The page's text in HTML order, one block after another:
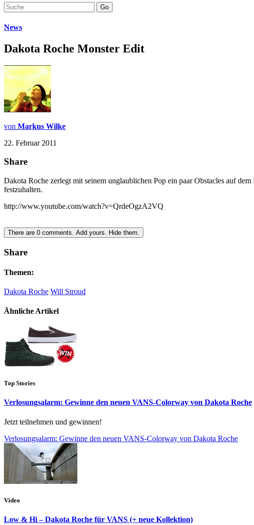
Go
News
Dakota Roche Monster Edit
von Markus Wilke
22. Februar 2011
Share
Dakota Roche zerlegt mit seinem unglaublichen Pop ein paar Obstacles auf
festzuhalten.
http://www.youtube.com/watch?v=QrdeOgzA2VQ
There are 0 comments. Add yours. Hide them.
Share
Themen:
Dakota Roche Will Stroud
Ähnliche Artikel
Top Stories
Verlosungsalarm: Gewinne den neuen VANS-Colorway von Dakota Roche
Jetzt teilnehmen und gewinnen!
Verlosungsalarm: Gewinne den neuen VANS-Colorway von Dakota Roche
Video
Low & Hi – Dakota Roche für VANS (+ neue Kollektion)